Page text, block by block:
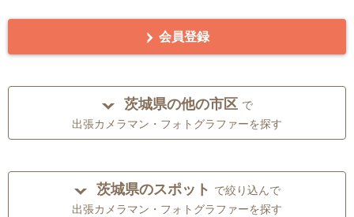
会員登録
茨城県の他の市区 で
出張カメラマン・フォトグラファーを探す
茨城県のスポット で絞り込んで
出張カメラマン・フォトグラファーを探す